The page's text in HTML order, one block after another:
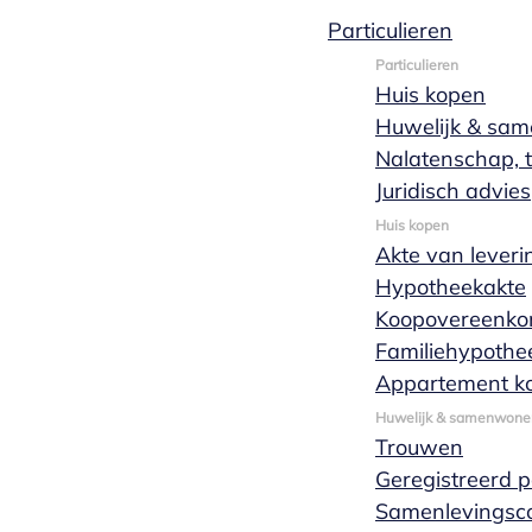
Particulieren
Particulieren
Huis kopen
Huwelijk &
Nalatenschap,
Juridisch advies
Huis kopen
Akte van
Hypotheekakte
Appartement
Huwelijk &
Trouwen
Geregistreerd
Beoordelingen
Klanttevredenheid wordt onafhankelijk en
objectief gemeten door The Feedback Company